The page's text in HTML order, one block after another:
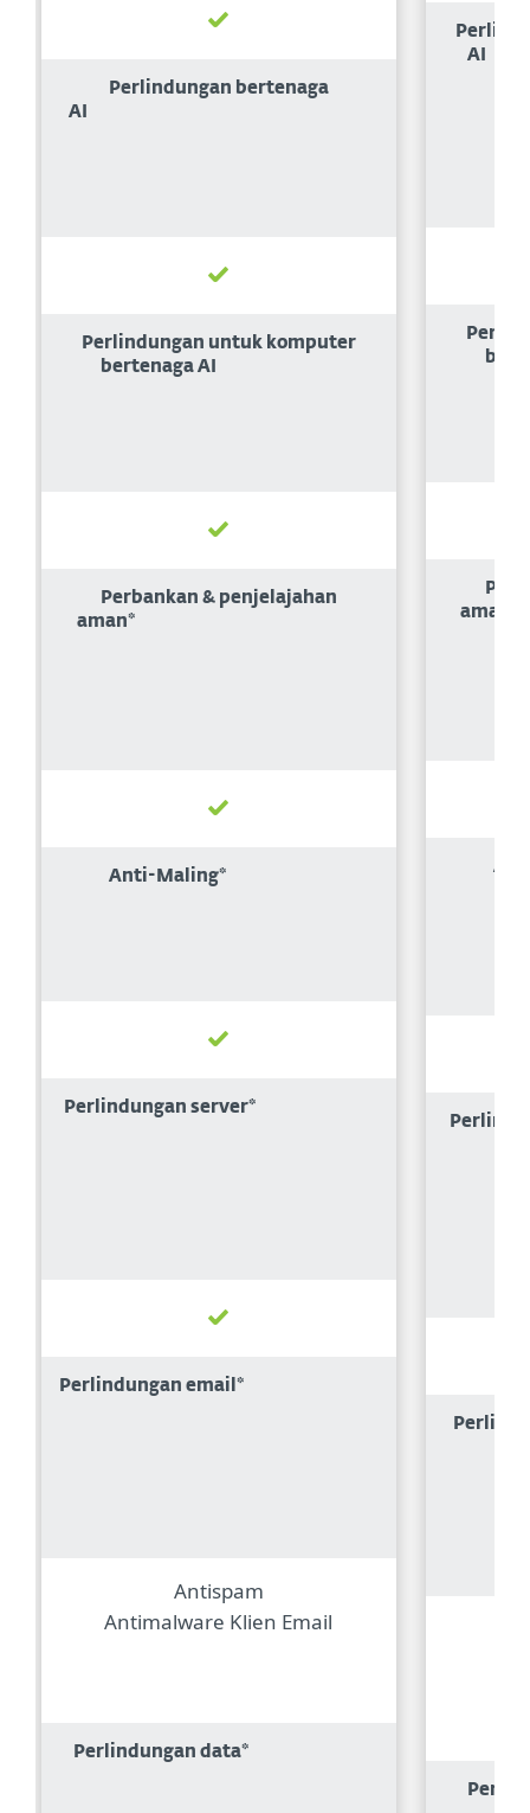
Perlindungan bertenaga
AI
Perlindungan untuk komputer
bertenaga AI
Perbankan & penjelajahan
aman*
Anti-Maling*
Perlindungan server*
Perlindungan email*
Antispam
Antimalware Klien Email
Perlindungan data*
AI
aman*